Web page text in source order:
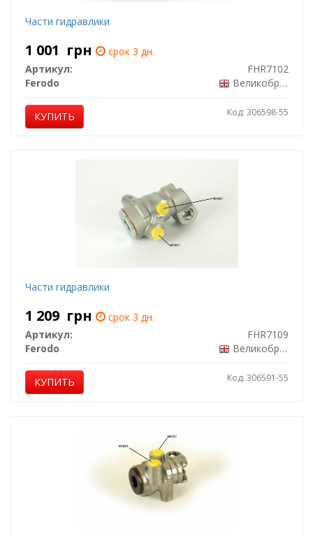
Части гидравлики
1 001 грн
срок 3 дн.
Артикул:
FHR7102
Ferodo
Великобритания
КУПИТЬ Код: 306598-55
Части гидравлики
1 209 грн
срок 3 дн.
Артикул:
FHR7109
Ferodo
Великобритания
КУПИТЬ Код: 306591-55